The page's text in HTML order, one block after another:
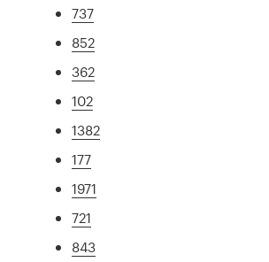
737
852
362
102
1382
177
1971
721
843